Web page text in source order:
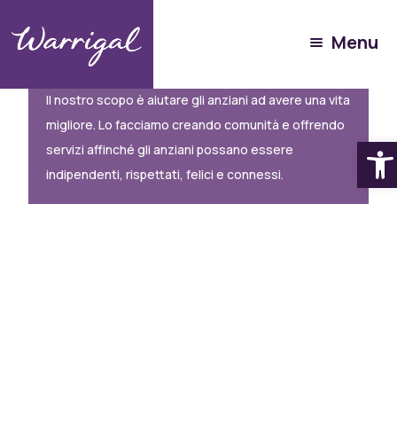
Apri
Menu
Informazioni su Warrigal
Il nostro scopo è aiutare gli anziani ad avere una vita
migliore. Lo facciamo creando comunità e offrendo
servizi affinché gli anziani possano essere
indipendenti, rispettati, felici e connessi.